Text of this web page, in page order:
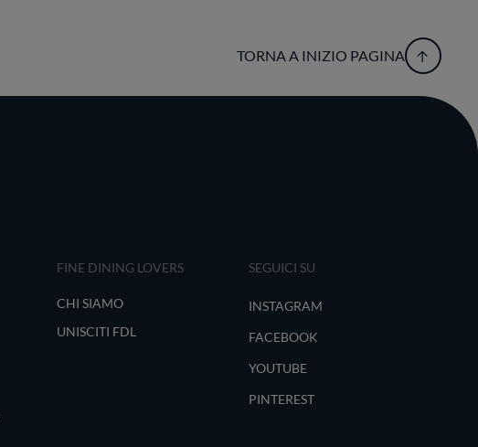
TORNA A INIZIO PAGINA
FINE DINING LOVERS
CHI SIAMO
UNISCITI FDL
SEGUICI SU
INSTAGRAM
FACEBOOK
YOUTUBE
PINTEREST